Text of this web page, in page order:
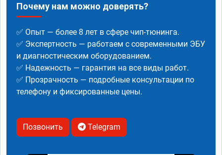
Почему нам можно доверять?
✅ Опыт — более 8 лет в сфере чип-тюнинга.
✅ Экспертность — работаем с современными ЭБУ
и диагностическим оборудованием.
✅ Надежность — гарантия на все виды работ.
✅ Прозрачность — подробные консультации по
телефону и фиксированные цены.
Позвонить Telegram